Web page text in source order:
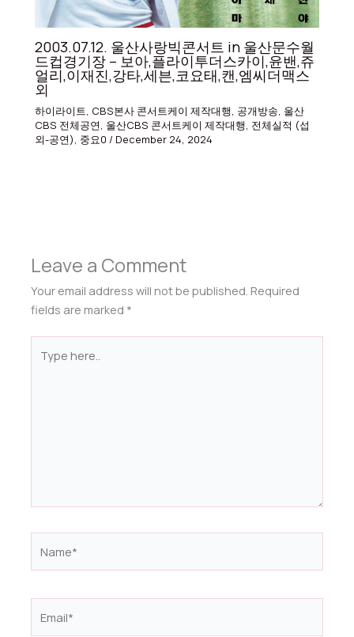
2003.07.12. 울산사랑빅콘서트 in 울산문수월
드컵경기장 – 보아,플라이투더스카이,윤밴,쥬
얼리,이재진,강타,세븐,코요태,캔,엠씨더맥스
외
하이라이트, CBS본사 콘서트케이 제작대행, 공개방송, 울산
CBS 전체공연, 울산CBS 콘서트케이 제작대행, 전체실적 (섭
외-공연), 중요0 / December 24, 2024
Leave a Comment
Your email address will not be published. Required
fields are marked *
here..